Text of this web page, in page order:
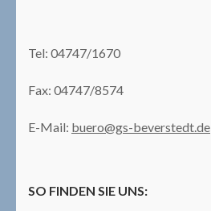
Tel: 04747/1670
Fax: 04747/8574
E-Mail: buero@gs-beverstedt.de
SO FINDEN SIE UNS: